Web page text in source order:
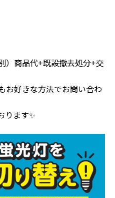
）商品代+既設撤去処分+交
お好きな方法でお問い合わ
ります✨